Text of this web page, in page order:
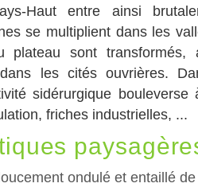
Haut entre ainsi
se multiplient dans les
plateau sont transformés,
les cités ouvrières.
sidérurgique
friches industrielles, ...
ondulé et entaillé